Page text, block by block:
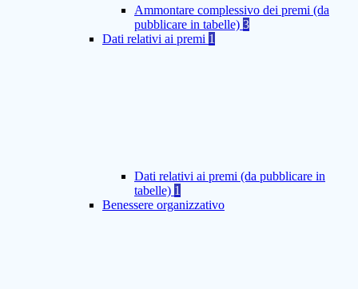
Ammontare complessivo dei premi (da
pubblicare in tabelle) 3
Dati relativi ai premi 1
Dati relativi ai premi (da pubblicare in
tabelle) 1
Benessere organizzativo